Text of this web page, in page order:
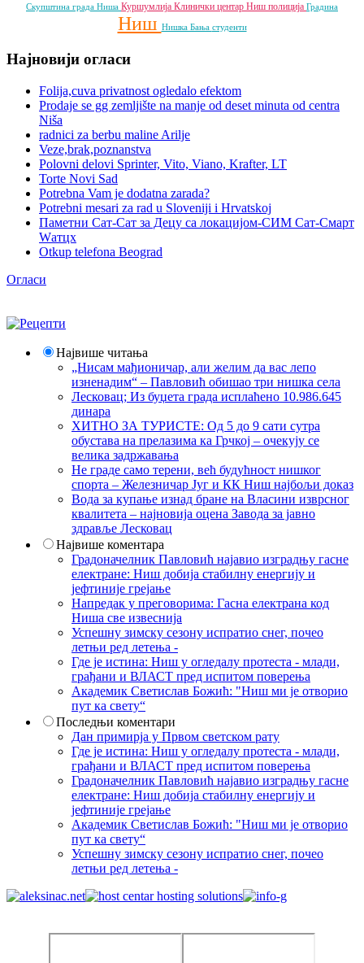
Скупштина града Ниша Куршумлија Клинички центар Ниш полиција Градина
Ниш Нишка Бања студенти
Најновији огласи
Folija,cuva privatnost ogledalo efektom
Prodaje se gg zemljište na manje od deset minuta od centra
Niša
radnici za berbu maline Arilje
Veze,brak,poznanstva
Polovni delovi Sprinter, Vito, Viano, Krafter, LT
Torte Novi Sad
Potrebna Vam je dodatna zarada?
Potrebni mesari za rad u Sloveniji i Hrvatskoj
Паметни Сат-Сат за Децу са локацијом-СИМ Сат-Смарт
Wатцх
Otkup telefona Beograd
Огласи
Највише читања
„Нисам мађионичар, али желим да вас лепо
изненадим“ – Павловић обишао три нишка села
Лесковац; Из буџета града исплаћено 10.986.645
динара
ХИТНО ЗА ТУРИСТЕ: Од 5 до 9 сати сутра
обустава на прелазима ка Грчкој – очекују се
велика задржавања
Не граде само терени, већ будућност нишког
спорта – Железничар Југ и КК Ниш најбољи доказ
Вода за купање изнад бране на Власини изврсног
квалитета – најновија оцена Завода за јавно
здравље Лесковац
Највише коментара
Градоначелник Павловић најавио изградњу гасне
електране: Ниш добија стабилну енергију и
јефтиније грејање
Напредак у преговорима: Гасна електрана код
Ниша све извеснија
Успешну зимску сезону испратио снег, почео
летњи ред летења -
Где је истина: Ниш у огледалу протеста - млади,
грађани и ВЛАСТ пред испитом поверења
Академик Светислав Божић: "Ниш ми је отворио
пут ка свету“
Последњи коментари
Дан примирја у Првом светском рату
Где је истина: Ниш у огледалу протеста - млади,
грађани и ВЛАСТ пред испитом поверења
Градоначелник Павловић најавио изградњу гасне
електране: Ниш добија стабилну енергију и
јефтиније грејање
Академик Светислав Божић: "Ниш ми је отворио
пут ка свету“
Успешну зимску сезону испратио снег, почео
летњи ред летења -